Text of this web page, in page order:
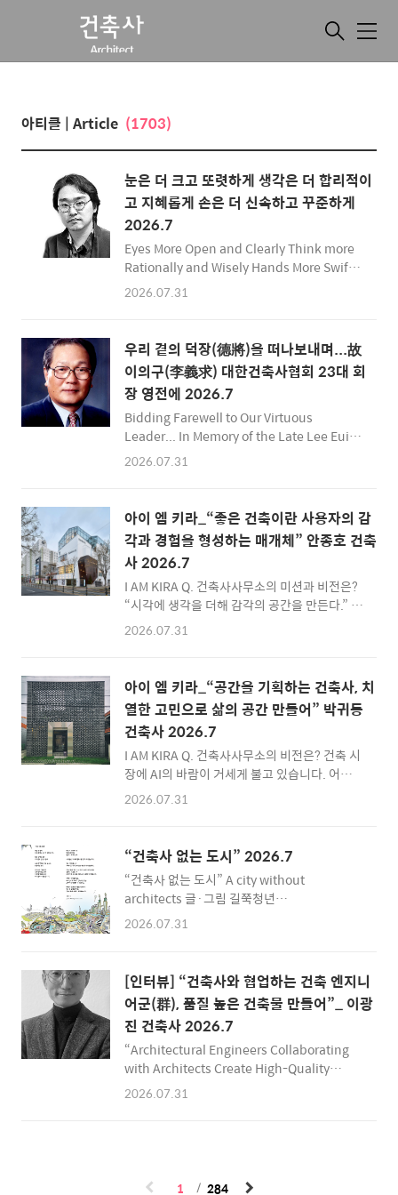
메
아티클 | Article (1703)
눈은 더 크고 또렷하게 생각은 더 합리적이
고 지혜롭게 손은 더 신속하고 꾸준하게
2026.7
Eyes More Open and Clearly Think more
Rationally and Wisely Hands More Swiftly
and Constantly 가끔 건축사는 팔방미인이고
는지 돌아보며 건축사로서 갖추어야 할 덕목에
대해 생각해 보게 된다. 건축주의 요구를 열심히
듣고 대화하고 조율하며, 현재의 상황을 자세하
게 파악하여 법과 제도에 적용되는지 여부를 판
단하고, 이를 통해 보다 합리적이고 아름다운 결
과물을 만들어내는 많은 단계를 거친다. 이 과정
에서 대화를 멋지게 주도하기도 하고, 다양한 건
축법에 대해서 잘 알고 있으며, 다양한 표현을
문에 건축 분야..
2026.07.31
우리 곁의 덕장(德將)을 떠나보내며...故
이의구(李義求) 대한건축사협회 23대 회
장 영전에 2026.7
Bidding Farewell to Our Virtuous
Leader... In Memory of the Late Lee Eui-
koo, 23rd President of the Korea Institute
사협회 23대 이의구 회장님과 필자는 서울특별
시건축사회 회장과 간사, 본협회 회장과 편찬위
원장 등 공적인 관계와 이후 15년간 그의 사무
실에서 협동 건축사 업무를 하면서 30여 년을
함께 하였다. 이에, 그와 지낸 나날을 돌아보면
서 진솔하게 고인을 기리고자 한다.서울건축사
회 회장 시절, 그는 ‘서울특별시건축사회 30년
사’를 발간하였다. 그런데 발간위원장이 서울의
2026.07.31
아이 엠 키라_“좋은 건축이란 사용자의 감
각과 경험을 형성하는 매개체” 안종호 건축
사 2026.7
I AM KIRA Q. 건축사사무소의 미션과 비전은?
“시각에 생각을 더해 감각의 공간을 만든다.” 이
는 호담 건축사사무소가 추구하는 건축적 가치
가 아니라 사람과 장소, 그리고 시간의 관계를
조직하는 과정이라고 생각합니다.건축이 주변
환경과 조화를 이루면서도 사용자에게 깊이 있
는 공간 경험을 제공하고, 시간이 흐를수록 새로
운 의미와 가치를 축적하는 환경이 되기를 지향
합니다. 궁극적으로는 인간의 감각과 경험을 풍
요롭게 하는 공간을 통해 도시와 사회에 긍정적
인 영향을 남기는 건축을 실천하고자 합니다.Q.
가 있다면? 사무소 개설 이후 수행했던 프로젝
트 가운데 가장 기억에 남는..
2026.07.31
아이 엠 키라_“공간을 기획하는 건축사, 치
열한 고민으로 삶의 공간 만들어” 박귀동
건축사 2026.7
I AM KIRA Q. 건축사사무소의 비전은? 건축 시
장에 AI의 바람이 거세게 불고 있습니다. 어쩌면
미래의 건축사사무소는 지금의 CAD를 다루듯
모든 것을 AI에 맡길 수는 없습니다. 특정 장소
의 공간을 기획하고 구현하는 것은 1차적으로
‘건축사의 몫’이기 때문입니다. 건축사는 단순
히 건물을 그리는 사람이 아니라, 공간을 기획하
는 사람입니다. 그리고 그 기획된 공간이 사람들
입니다. 앞으로 마주할 가장 큰 과제이자 비전
은, 건축 프로세스에 AI를 어떻게 지혜롭게 접목
시키고 융합할지 고민하는 것이라고 생각합니
다. Q. ..
2026.07.31
“건축사 없는 도시” 2026.7
“건축사 없는 도시” A city without
architects 글·그림 길쭉청년
gilzook@designhunters.co.kr
2026.07.31
[인터뷰] “건축사와 협업하는 건축 엔지니
어군(群), 품질 높은 건축물 만들어”_ 이광
진 건축사 2026.7
“Architectural Engineers Collaborating
with Architects Create High-Quality
Buildings” 단기 수익 얻지 못하는 독일 부동
고 안정적으로 유지하기 위해 팀 운영 시스템 구
2026.07.31
1 284